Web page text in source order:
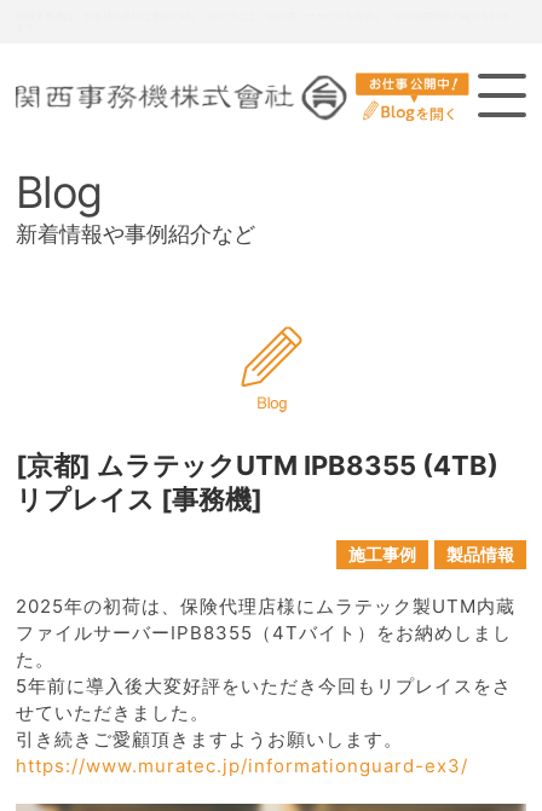
Blog
新着情報や事例紹介など
[京都] ムラテックUTM IPB8355 (4TB)
リプレイス [事務機]
施工事例 製品情報
2025年の初荷は、保険代理店様にムラテック製UTM内蔵
ファイルサーバーIPB8355（4Tバイト）をお納めしまし
た。
5年前に導入後大変好評をいただき今回もリプレイスをさ
せていただきました。
引き続きご愛顧頂きますようお願いします。
https://www.muratec.jp/informationguard-ex3/